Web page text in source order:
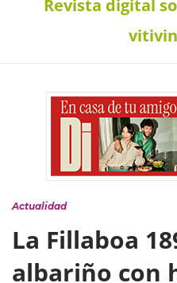
Revista digital
Actualidad
La Fillaboa
albariño con